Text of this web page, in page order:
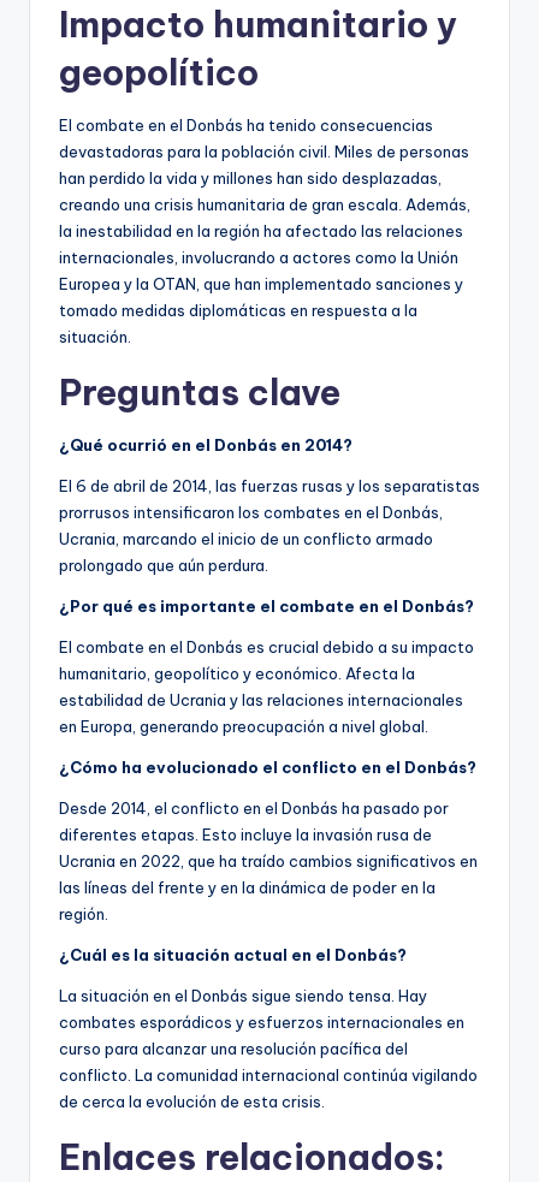
Impacto humanitario y
geopolítico
El combate en el Donbás ha tenido consecuencias
devastadoras para la población civil. Miles de personas
han perdido la vida y millones han sido desplazadas,
creando una crisis humanitaria de gran escala. Además,
la inestabilidad en la región ha afectado las relaciones
internacionales, involucrando a actores como la Unión
Europea y la OTAN, que han implementado sanciones y
tomado medidas diplomáticas en respuesta a la
situación.
Preguntas clave
¿Qué ocurrió en el Donbás en 2014?
El 6 de abril de 2014, las fuerzas rusas y los separatistas
prorrusos intensificaron los combates en el Donbás,
Ucrania, marcando el inicio de un conflicto armado
prolongado que aún perdura.
¿Por qué es importante el combate en el Donbás?
El combate en el Donbás es crucial debido a su impacto
humanitario, geopolítico y económico. Afecta la
estabilidad de Ucrania y las relaciones internacionales
en Europa, generando preocupación a nivel global.
¿Cómo ha evolucionado el conflicto en el Donbás?
Desde 2014, el conflicto en el Donbás ha pasado por
diferentes etapas. Esto incluye la invasión rusa de
Ucrania en 2022, que ha traído cambios significativos en
las líneas del frente y en la dinámica de poder en la
región.
¿Cuál es la situación actual en el Donbás?
La situación en el Donbás sigue siendo tensa. Hay
combates esporádicos y esfuerzos internacionales en
curso para alcanzar una resolución pacífica del
conflicto. La comunidad internacional continúa vigilando
de cerca la evolución de esta crisis.
Enlaces relacionados: